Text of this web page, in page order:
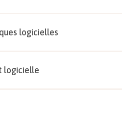
logicielles
logicielle